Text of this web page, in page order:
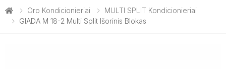
Oro Kondicionieriai
MULTI SPLIT Kondicionieriai
GIADA M 18-2 Multi Split Išorinis Blokas